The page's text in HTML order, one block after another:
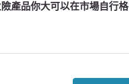
產品你大可以在市場自行格